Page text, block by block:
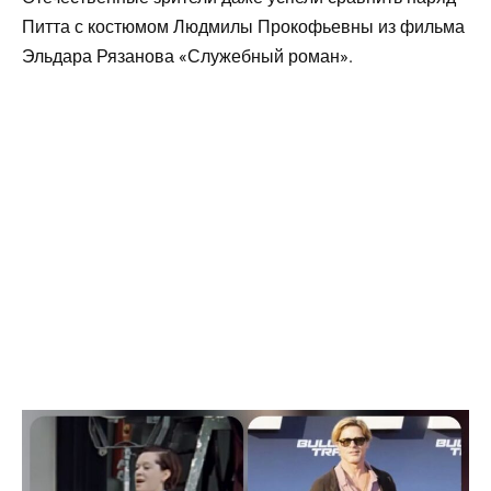
Питта с костюмом Людмилы Прокофьевны из фильма
Эльдара Рязанова «Служебный роман».